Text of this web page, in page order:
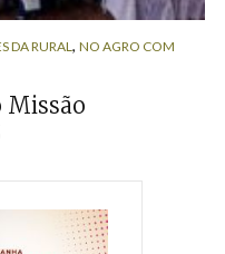
DA RURAL , NO AGRO COM
Missão